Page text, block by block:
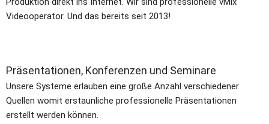
Videooperator. Und das bereits seit 2013!
P​​räsentationen, Konferenzen und Seminare
Unsere Systeme erlauben eine große Anzahl verschiedener
Quellen womit erstaunliche professionelle Präsentationen
erstellt werden können.